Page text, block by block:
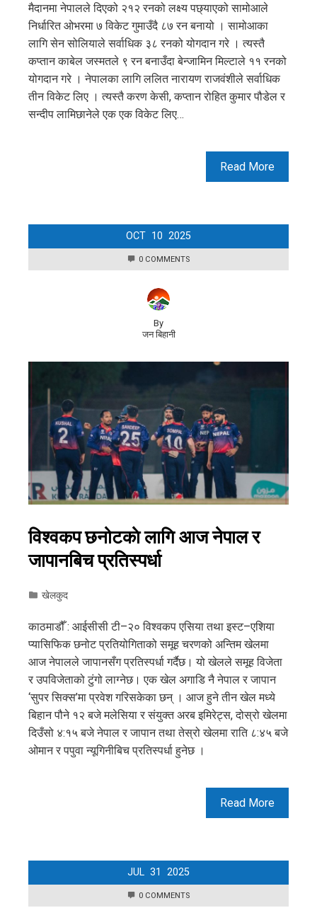
मैदानमा नेपालले दिएको २१२ रनको लक्ष्य पछ्याएको सामोआले
निर्धारित ओभरमा ७ विकेट गुमाउँदै ८७ रन बनायो । सामोआका
लागि सेन सोलियाले सर्वाधिक ३८ रनको योगदान गरे । त्यस्तै
कप्तान काबेल जस्मतले ९ रन बनाउँदा बेन्जामिन मिल्टाले ११ रनको
योगदान गरे । नेपालका लागि ललित नारायण राजवंशीले सर्वाधिक
तीन विकेट लिए । त्यस्तै करण केसी, कप्तान रोहित कुमार पौडेल र
सन्दीप लामिछानेले एक एक विकेट लिए…
Read More
OCT 10 2025
0 COMMENTS
By
जन बिहानी
विश्वकप छनोटकाे लागि आज नेपाल र
जापानबिच प्रतिस्पर्धा
खेलकुद
काठमाडौँ : आईसीसी टी–२० विश्वकप एसिया तथा इस्ट–एशिया
प्यासिफिक छनोट प्रतियोगिताको समूह चरणको अन्तिम खेलमा
आज नेपालले जापानसँग प्रतिस्पर्धा गर्दैछ। यो खेलले समूह विजेता
र उपविजेताको टुंगो लाग्नेछ। एक खेल अगाडि नै नेपाल र जापान
‘सुपर सिक्स’मा प्रवेश गरिसकेका छन् । आज हुने तीन खेल मध्ये
बिहान पौने १२ बजे मलेसिया र संयुक्त अरब इमिरेट्स, दोस्रो खेलमा
दिउँसो ४:१५ बजे नेपाल र जापान तथा तेस्रो खेलमा राति ८:४५ बजे
ओमान र पपुवा न्यूगिनीबिच प्रतिस्पर्धा हुनेछ ।
Read More
JUL 31 2025
0 COMMENTS